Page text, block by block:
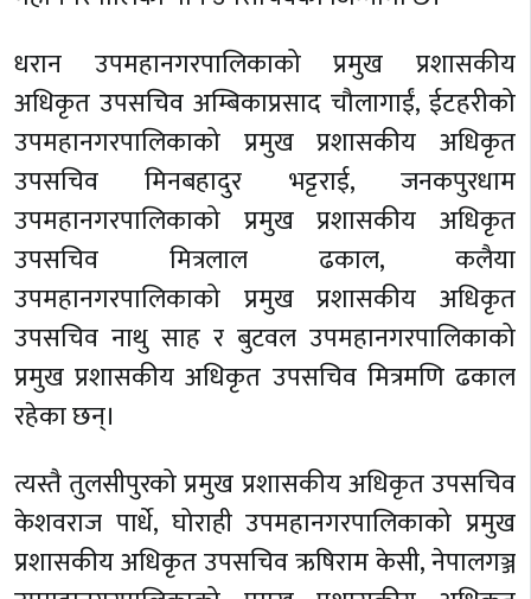
धरान उपमहानगरपालिकाको प्रमुख प्रशासकीय
अधिकृत उपसचिव अम्बिकाप्रसाद चौलागाईं, ईटहरीको
उपमहानगरपालिकाको प्रमुख प्रशासकीय अधिकृत
उपसचिव मिनबहादुर भट्टराई, जनकपुरधाम
उपमहानगरपालिकाको प्रमुख प्रशासकीय अधिकृत
उपसचिव मित्रलाल ढकाल, कलैया
उपमहानगरपालिकाको प्रमुख प्रशासकीय अधिकृत
उपसचिव नाथु साह र बुटवल उपमहानगरपालिकाको
प्रमुख प्रशासकीय अधिकृत उपसचिव मित्रमणि ढकाल
रहेका छन्।
त्यस्तै तुलसीपुरको प्रमुख प्रशासकीय अधिकृत उपसचिव
केशवराज पार्धे, घोराही उपमहानगरपालिकाको प्रमुख
प्रशासकीय अधिकृत उपसचिव ऋषिराम केसी, नेपालगञ्ज